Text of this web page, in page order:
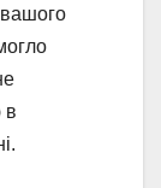
вашого
в